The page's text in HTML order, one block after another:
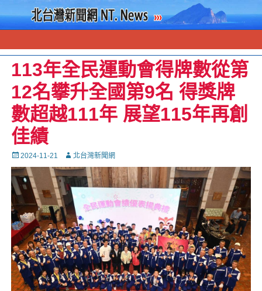
113年全民運動會得牌數從第
12名攀升全國第9名 得獎牌
數超越111年 展望115年再創
佳績
Posted
on
2024-11-21 Autor北台灣新聞網